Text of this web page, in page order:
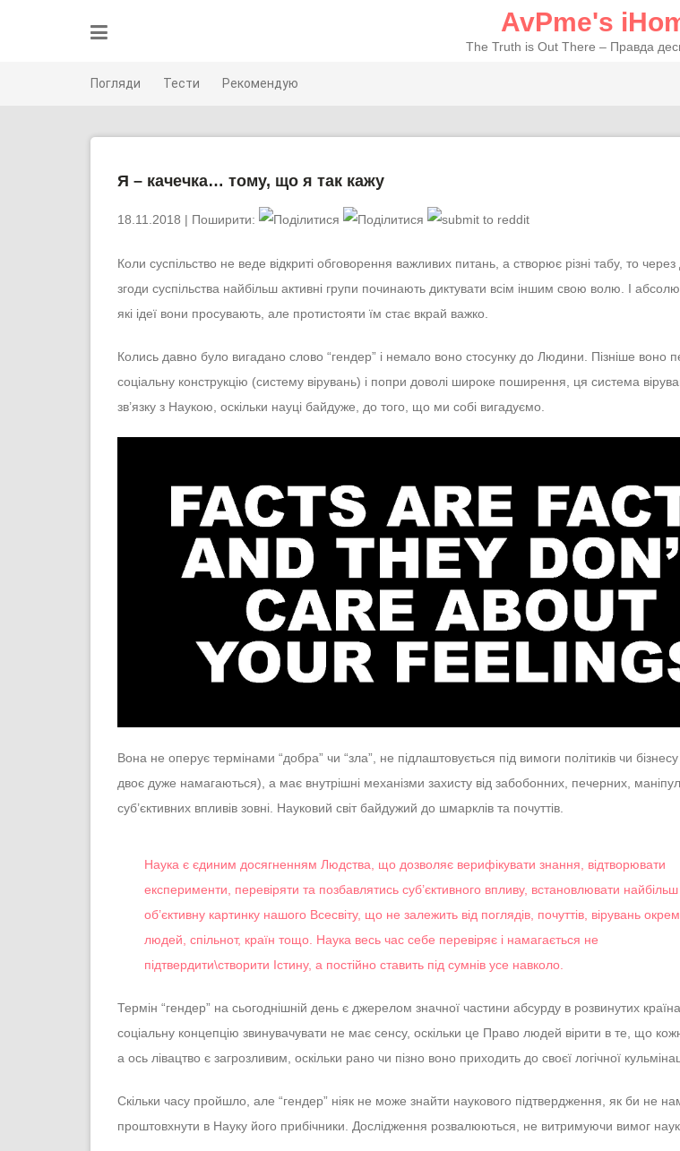
AvPme's
The Truth is Out There – Правда
Погляди Тести Рекомендую
Я – качечка… тому, що я так кажу
18.11.2018 | Поширити:
Коли суспільство не веде відкриті обговорення важливих питань, а створює різні табу, то
згоди суспільства найбільш активні групи починають диктувати всім іншим свою волю. І
які ідеї вони просувають, але протистояти їм стає вкрай важко.
Колись давно було вигадано слово “гендер” і немало воно стосунку до Людини. Пізніше воно
соціальну конструкцію (систему вірувань) і попри доволі широке поширення, ця система
зв’язку з Наукою, оскільки науці байдуже, до того, що ми собі вигадуємо.
Вона не оперує термінами “добра” чи “зла”, не підлаштовується під вимоги політиків чи
двоє дуже намагаються), а має внутрішні механізми захисту від забобонних, печерних,
суб’єктивних впливів зовні. Науковий світ байдужий до шмарклів та почуттів.
Наука є єдиним досягненням Людства, що дозволяє верифікувати знання, відтворювати
експерименти, перевіряти та позбавлятись суб’єктивного впливу, встановлювати найбільш
об’єктивну картинку нашого Всесвіту, що не залежить від поглядів, почуттів, вірувань
людей, спільнот, країн тощо. Наука весь час себе перевіряє і намагається не
підтвердити\створити Істину, а постійно ставить під сумнів усе навколо.
Термін “гендер” на сьогоднішній день є джерелом значної частини абсурду в розвинутих
соціальну концепцію звинувачувати не має сенсу, оскільки це Право людей вірити в те, що
а ось лівацтво є загрозливим, оскільки рано чи пізно воно приходить до своєї логічної
Скільки часу пройшло, але “гендер” ніяк не може знайти наукового підтвердження, як би не
проштовхнути в Науку його прибічники. Дослідження розвалюються, не витримуючи вимог